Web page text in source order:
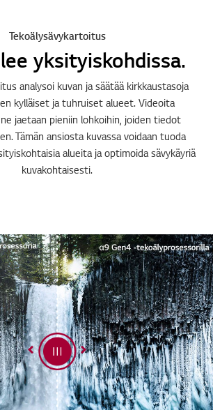
Tekoälysävykartoitus
yksityiskohdissa.
analysoi kuvan ja säätää kirkkaustasoja
kylläiset ja tuhruiset alueet. Videoita
jaetaan pieniin lohkoihin, joiden tiedot
Tämän ansiosta kuvassa voidaan tuoda
alueita ja optimoida sävykäyriä
kuvakohtaisesti.